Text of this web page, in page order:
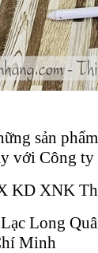
sản
với Công ty
KD XNK
Long
Minh